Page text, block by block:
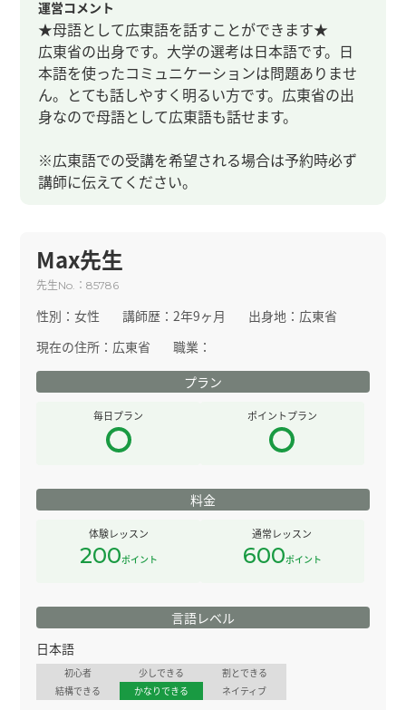
運営コメント
★母語として広東語を話すことができます★
広東省の出身です。大学の選考は日本語です。日
本語を使ったコミュニケーションは問題ありませ
ん。とても話しやすく明るい方です。広東省の出
身なので母語として広東語も話せます。
※広東語での受講を希望される場合は予約時必ず
講師に伝えてください。
Max先生
先生No. ：85786
性別：女性 講師歴：2年9ヶ月 出身地： 広東省
現在の住所： 広東省
職業：
プラン
毎日プラン ポイントプラン
料金
体験レッスン
200ポイント
通常レッスン
600ポイント
言語レベル
日本語
初心者 少しできる
割とできる
結構できる
かなりできる ネイティブ